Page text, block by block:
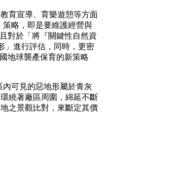
育宣導、育樂遊憩等方面
策略，即是要維護經營與
對於「將『關鍵性自然資
」進行評估，同時，更密
地球襲產保育的新策略
可見的惡地形屬於青灰
繞著廠區周圍，綿延不斷
之景觀比對，來斷定其價